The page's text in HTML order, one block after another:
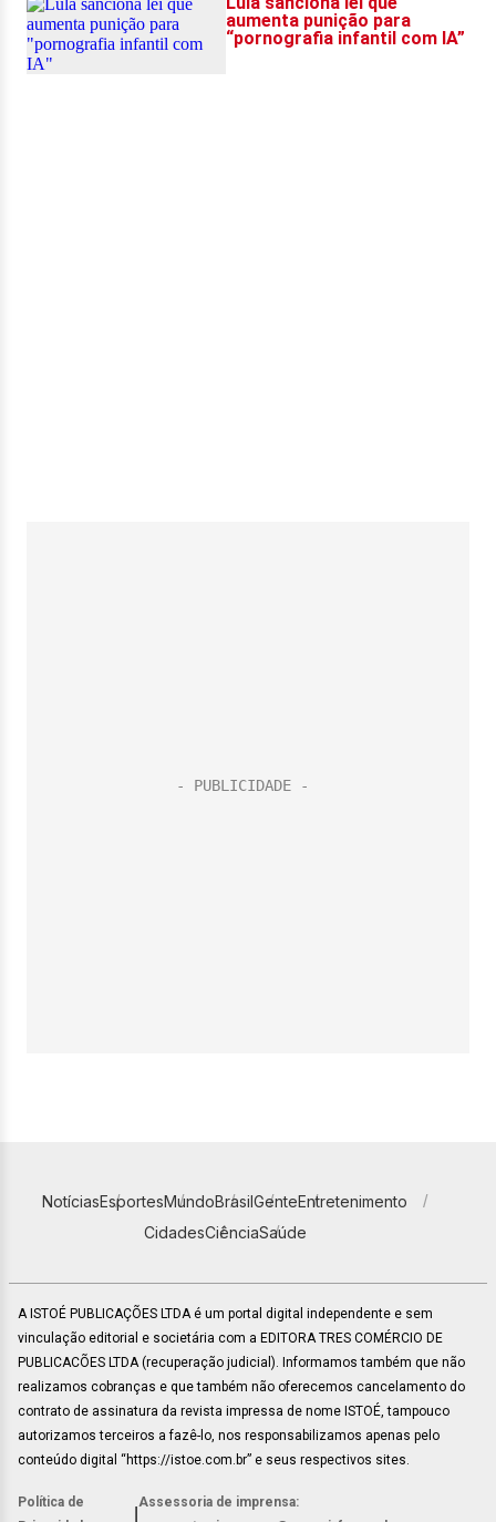
NotíciasEsportesMundoBrasilGenteEntretenimento
CidadesCiênciaSaúde
A ISTOÉ PUBLICAÇÕES LTDA é um portal digital independente e sem
vinculação editorial e societária com a EDITORA TRES COMÉRCIO DE
PUBLICACÕES LTDA (recuperação judicial). Informamos também que não
realizamos cobranças e que também não oferecemos cancelamento do
contrato de assinatura da revista impressa de nome ISTOÉ, tampouco
autorizamos terceiros a fazê-lo, nos responsabilizamos apenas pelo
conteúdo digital “https://istoe.com.br” e seus respectivos sites.
Política de
Assessoria de imprensa: